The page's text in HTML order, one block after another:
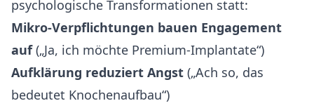
psychologische Transformationen statt:
Mikro-Verpflichtungen bauen Engagement
auf(„Ja, ich möchte Premium-Implantate“)
Aufklärung reduziert Angst („Ach so, das
bedeutet Knochenaufbau“)